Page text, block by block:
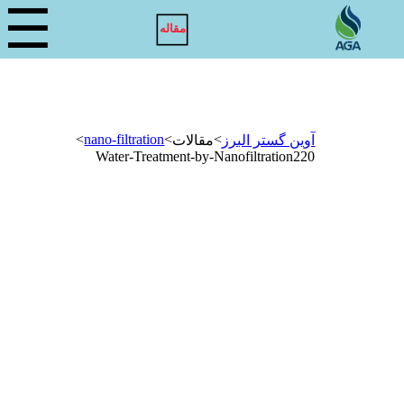
مقاله ☰
آوین گستر البرز >مقالات>
nano-filtration
>
Water-Treatment-by-Nanofiltration220